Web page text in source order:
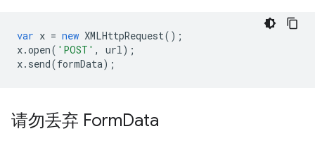
var x = new XMLHttpRequest();
x.open( 'POST' , url);
x. send(formData);
请勿丢弃 FormData